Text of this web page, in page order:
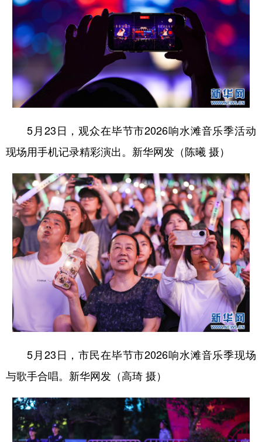
5月23日，观众在毕节市2026响水滩音乐季活动
现场用手机记录精彩演出。新华网发（陈曦 摄）
5月23日，市民在毕节市2026响水滩音乐季现场
与歌手合唱。新华网发（高琦 摄）